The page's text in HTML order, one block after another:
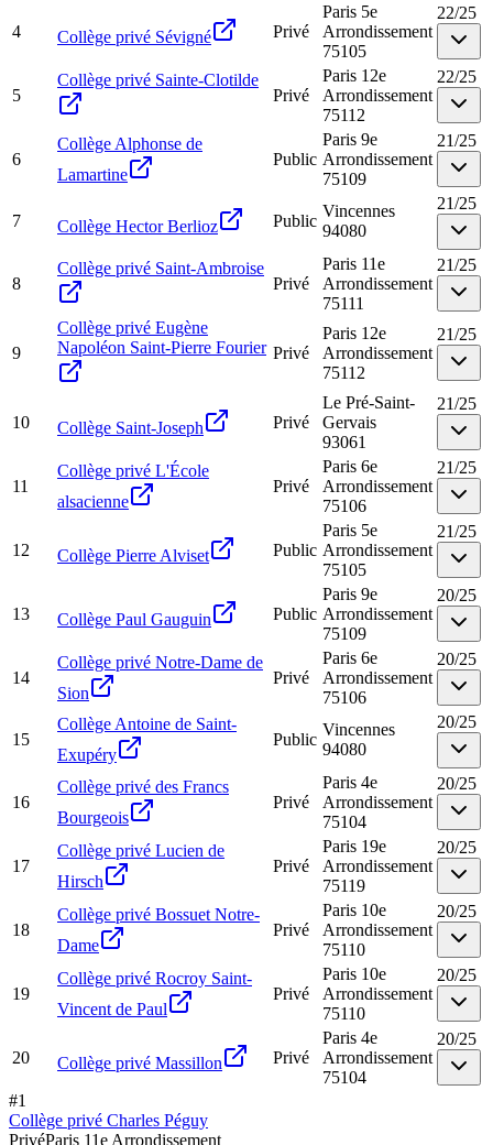
4 Collège privé Sévigné Privé
Paris 5e
Arrondissement
75105
22/25
5
Collège privé Sainte-Clotilde
Privé
Paris 12e
Arrondissement
75112
22/25
6
Collège Alphonse de
Lamartine
Public
Paris 9e
Arrondissement
75109
21/25
7 Collège Hector Berlioz Public
Vincennes
94080
21/25
8
Collège privé Saint-Ambroise
Privé
Paris 11e
Arrondissement
75111
21/25
9
Collège privé Eugène
Napoléon Saint-Pierre Fourier Privé
Paris 12e
Arrondissement
75112
21/25
10 Collège Saint-Joseph Privé
Le Pré-Saint-
Gervais
93061
21/25
11
Collège privé L'École
alsacienne
Privé
Paris 6e
Arrondissement
75106
21/25
12 Collège Pierre Alviset Public
Paris 5e
Arrondissement
75105
21/25
13 Collège Paul Gauguin Public
Paris 9e
Arrondissement
75109
20/25
14
Collège privé Notre-Dame de
Sion
Privé
Paris 6e
Arrondissement
75106
20/25
15
Collège Antoine de Saint-
Exupéry
Public
Vincennes
94080
20/25
16
Collège privé des Francs
Bourgeois
Privé
Paris 4e
Arrondissement
75104
20/25
17
Collège privé Lucien de
Hirsch
Privé
Paris 19e
Arrondissement
75119
20/25
18
Collège privé Bossuet Notre-
Dame
Privé
Paris 10e
Arrondissement
75110
20/25
19
Collège privé Rocroy Saint-
Vincent de Paul
Privé
Paris 10e
Arrondissement
75110
20/25
20 Collège privé Massillon Privé
Paris 4e
Arrondissement
75104
20/25
#1
Collège privé Charles Péguy
PrivéParis 11e Arrondissement